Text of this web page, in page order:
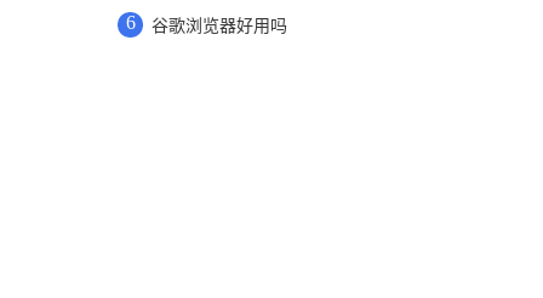
6 谷歌浏览器好用吗